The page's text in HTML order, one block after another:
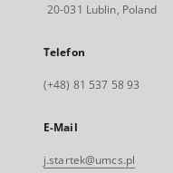
20-031 Lublin, Poland
Telefon
(+48) 81 537 58 93
E-Mail
j.startek@umcs.pl